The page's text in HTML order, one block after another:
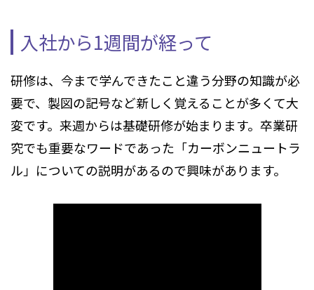
入社から1週間が経って
研修は、今まで学んできたこと違う分野の知識が必
要で、製図の記号など新しく覚えることが多くて大
変です。来週からは基礎研修が始まります。卒業研
究でも重要なワードであった「カーボンニュートラ
ル」についての説明があるので興味があります。